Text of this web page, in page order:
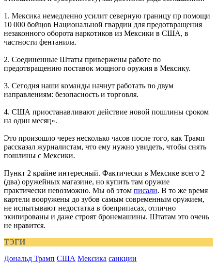
1. Мексика немедленно усилит северную границу пр помощи
10 000 бойцов Национальной гвардии для предотвращения
незаконного оборота наркотиков из Мексики в США, в
частности фентанила.
2. Соединенные Штаты привержены работе по
предотвращению поставок мощного оружия в Мексику.
3. Сегодня наши команды начнут работать по двум
направлениям: безопасность и торговля.
4. США приостанавливают действие новой пошлины сроком
на один месяц».
Это произошло через несколько часов после того, как Трамп
рассказал журналистам, что ему нужно увидеть, чтобы снять
пошлины с Мексики.
Пункт 2 крайне интересный. Фактически в Мексике всего 2
(два) оружейных магазине, но купить там оружие
практически невозможно. Мы об этом писали. В то же время
картели вооружены до зубов самым современным оружием,
не испытывают недостатка в боеприпасах, отлично
экипированы и даже строят бронемашины. Штатам это очень
не нравится.
ТЭГИ
Дональд Трамп США Мексика санкции